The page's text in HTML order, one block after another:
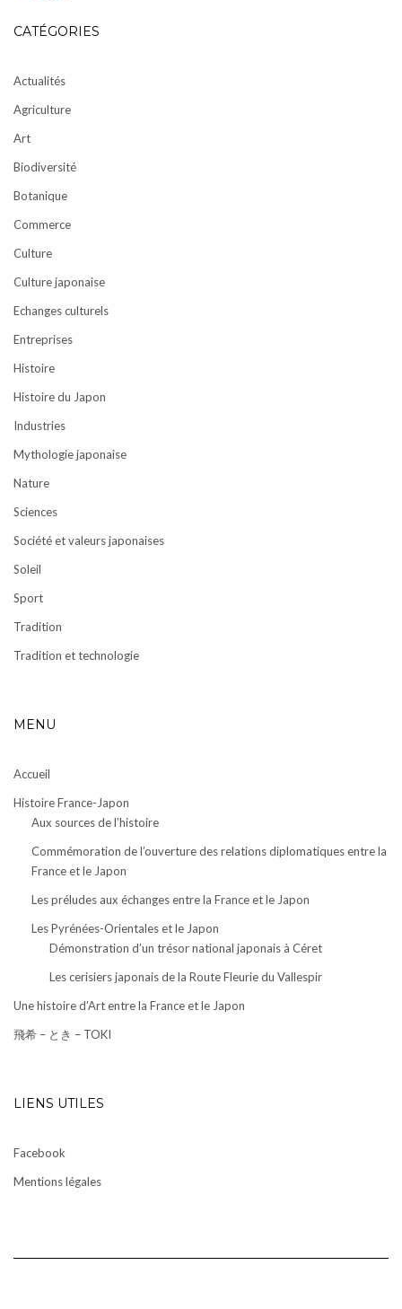
CATÉGORIES
Actualités
Agriculture
Art
Biodiversité
Botanique
Commerce
Culture
Culture japonaise
Echanges culturels
Entreprises
Histoire
Histoire du Japon
Industries
Mythologie japonaise
Nature
Sciences
Société et valeurs japonaises
Soleil
Sport
Tradition
Tradition et technologie
MENU
Accueil
Histoire France-Japon
Aux sources de l’histoire
Commémoration de l’ouverture des relations diplomatiques entre la
France et le Japon
Les préludes aux échanges entre la France et le Japon
Les Pyrénées-Orientales et le Japon
Démonstration d’un trésor national japonais à Céret
Les cerisiers japonais de la Route Fleurie du Vallespir
Une histoire d’Art entre la France et le Japon
飛希 – とき – TOKI
LIENS UTILES
Facebook
Mentions légales